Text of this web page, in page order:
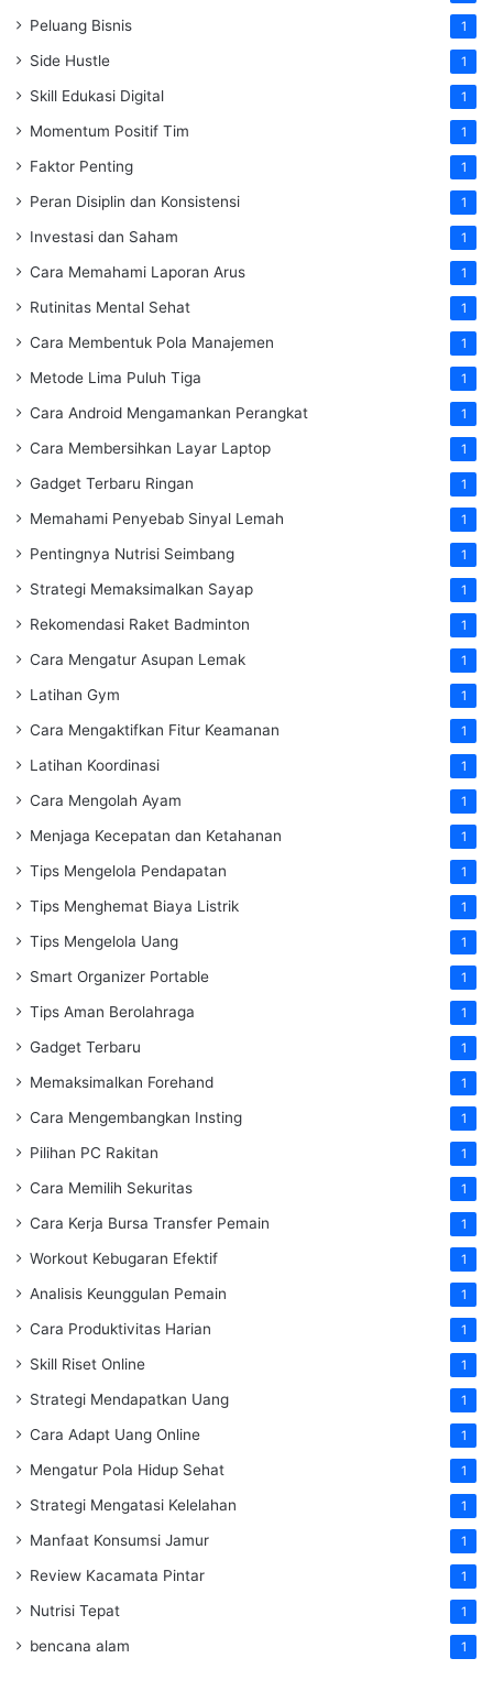
Peluang Bisnis 1
Side Hustle 1
Skill Edukasi Digital 1
Momentum Positif Tim 1
Faktor Penting 1
Peran Disiplin dan Konsistensi 1
Investasi dan Saham 1
Cara Memahami Laporan Arus 1
Rutinitas Mental Sehat 1
Cara Membentuk Pola Manajemen 1
Metode Lima Puluh Tiga 1
Cara Android Mengamankan Perangkat 1
Cara Membersihkan Layar Laptop 1
Gadget Terbaru Ringan 1
Memahami Penyebab Sinyal Lemah 1
Pentingnya Nutrisi Seimbang 1
Strategi Memaksimalkan Sayap 1
Rekomendasi Raket Badminton 1
Cara Mengatur Asupan Lemak 1
Latihan Gym 1
Cara Mengaktifkan Fitur Keamanan 1
Latihan Koordinasi 1
Cara Mengolah Ayam 1
Menjaga Kecepatan dan Ketahanan 1
Tips Mengelola Pendapatan 1
Tips Menghemat Biaya Listrik 1
Tips Mengelola Uang 1
Smart Organizer Portable 1
Tips Aman Berolahraga 1
Gadget Terbaru 1
Memaksimalkan Forehand 1
Cara Mengembangkan Insting 1
Pilihan PC Rakitan 1
Cara Memilih Sekuritas 1
Cara Kerja Bursa Transfer Pemain 1
Workout Kebugaran Efektif 1
Analisis Keunggulan Pemain 1
Cara Produktivitas Harian 1
Skill Riset Online 1
Strategi Mendapatkan Uang 1
Cara Adapt Uang Online 1
Mengatur Pola Hidup Sehat 1
Strategi Mengatasi Kelelahan 1
Manfaat Konsumsi Jamur 1
Review Kacamata Pintar 1
Nutrisi Tepat 1
bencana alam 1